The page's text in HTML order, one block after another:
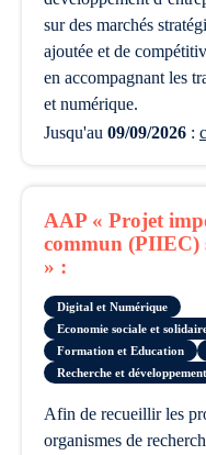
sur des marchés
ajoutée et de
en accompagnant les
et numérique.
Jusqu'au 09/09/2026 :
AAP « Projet
commun (PIIEC)
» :
Digital et Numérique
Economie sociale et
Formation et Education
Recherche et
afin de recueillir les projets individuels des entreprises ou
organismes de